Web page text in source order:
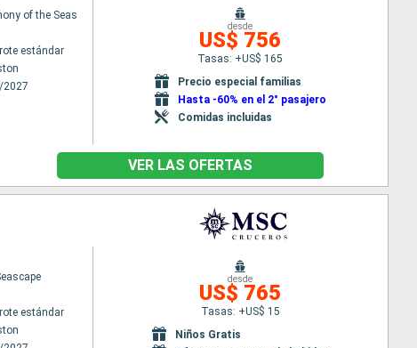
of the Seas
estándar
desde
US$ 756
Tasas: +US$ 165
Precio especial familias
Hasta -60% en el 2° pasajero
Comidas incluidas
VER LAS OFERTAS
estándar
desde
US$ 765
Tasas: +US$ 15
Niños Gratis